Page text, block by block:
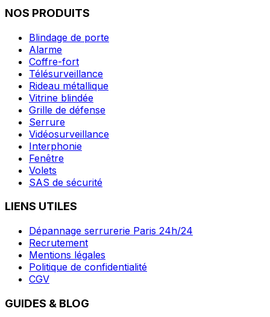
NOS PRODUITS
Blindage de porte
Alarme
Coffre-fort
Télésurveillance
Rideau métallique
Vitrine blindée
Grille de défense
Serrure
Vidéosurveillance
Interphonie
Fenêtre
Volets
SAS de sécurité
LIENS UTILES
Dépannage serrurerie Paris 24h/24
Recrutement
Mentions légales
Politique de confidentialité
CGV
GUIDES & BLOG